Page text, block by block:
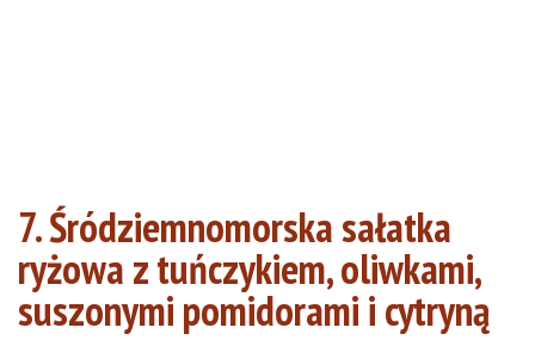
7. Śródziemnomorska sałatka
ryżowa z tuńczykiem, oliwkami,
suszonymi pomidorami i cytryną